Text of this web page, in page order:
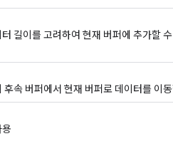
길이를 고려하여 현재 버퍼에 추가할
후속 버퍼에서 현재 버퍼로 데이터를 이동